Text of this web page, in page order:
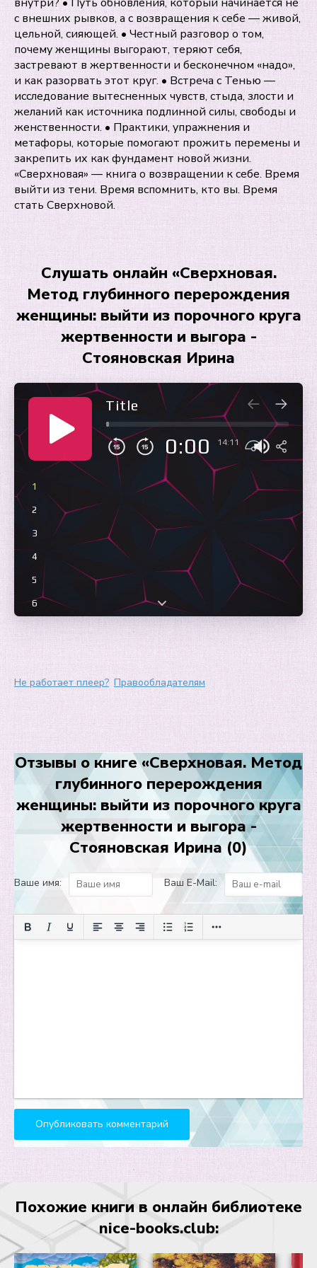
с внешних рывков, а с возвращения к себе — живой,
цельной, сияющей. • Честный разговор о том,
почему женщины выгорают, теряют себя,
застревают в жертвенности и бесконечном «надо»,
и как разорвать этот круг. • Встреча с Тенью —
исследование вытесненных чувств, стыда, злости и
желаний как источника подлинной силы, свободы и
женственности. • Практики, упражнения и
метафоры, которые помогают прожить перемены и
закрепить их как фундамент новой жизни.
«Сверхновая» — книга о возвращении к себе. Время
выйти из тени. Время вспомнить, кто вы. Время
стать Сверхновой.
Слушать онлайн «Сверхновая.
Метод глубинного перерождения
женщины: выйти из порочного круга
жертвенности и выгора -
Стояновская Ирина
Title
0:00 14:11
1
2
3
4
5
6
13
Не работает плеер? Правообладателям
Отзывы о книге «Сверхновая. Метод
глубинного перерождения
женщины: выйти из порочного круга
жертвенности и выгора -
Стояновская Ирина (0)
Ваше имя: Ваш E-Mail:
Похожие книги в онлайн библиотеке
nice-books.club: